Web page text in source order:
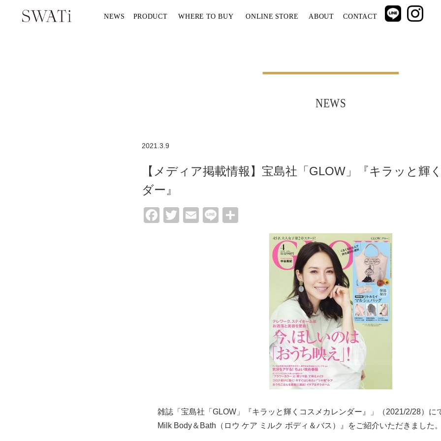
NEWS PRODUCT WHERE TO BUY ONLINE STORE ABOUT CONTACT
NEWS
2021.3.9
【メディア掲載情報】宝島社「GLOW」『キラッと輝
ダー』
Facebook
TwitterEmail
Line
雑誌「宝島社「GLOW」『キラッと輝くコスメカレンダー』」（2021/2/28）に
Milk Body＆Bath（ロウ ケア ミルク ボディ＆バス）』をご紹介いただきました。